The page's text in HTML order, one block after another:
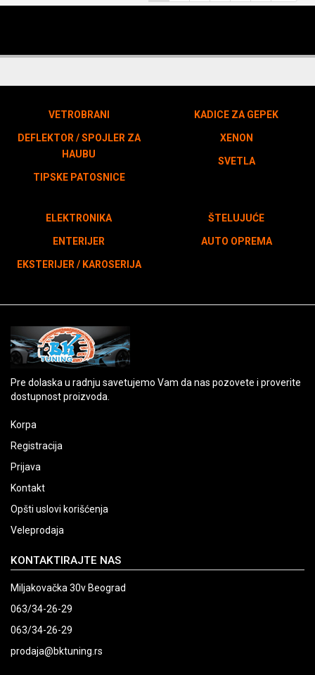
VETROBRANI
DEFLEKTOR / SPOJLER ZA
HAUBU
TIPSKE PATOSNICE
KADICE ZA GEPEK
XENON
SVETLA
ELEKTRONIKA
ENTERIJER
EKSTERIJER / KAROSERIJA
ŠTELUJUĆE
AUTO OPREMA
Pre dolaska u radnju savetujemo Vam da nas pozovete i proverite
dostupnost proizvoda.
Korpa
Registracija
Prijava
Kontakt
Opšti uslovi korišćenja
Veleprodaja
KONTAKTIRAJTE NAS
Miljakovačka 30v Beograd
063/34-26-29
063/34-26-29
prodaja@bktuning.rs